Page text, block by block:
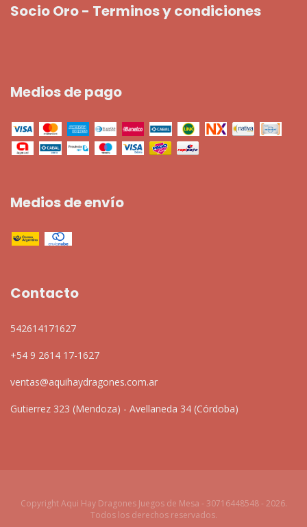
Socio Oro - Terminos y condiciones
Medios de pago
Medios de envío
Contacto
542614171627
+54 9 2614 17-1627
ventas@aquihaydragones.com.ar
Gutierrez 323 (Mendoza) - Avellaneda 34 (Córdoba)
Copyright Aqui Hay Dragones Juegos de Mesa - 30716448548 - 2026.
Todos los derechos reservados.